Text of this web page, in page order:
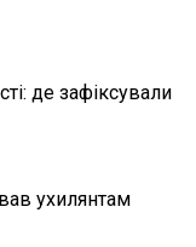
де зафіксували
ухилянтам